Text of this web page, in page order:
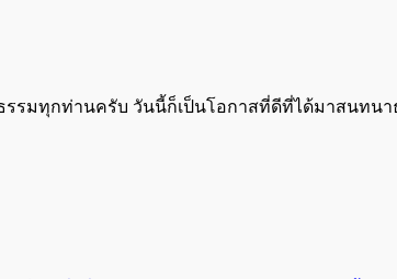
รมทุกท่านครับ วันนี้ก็เป็นโอกาสที่ดีที่ได้มาสนทน